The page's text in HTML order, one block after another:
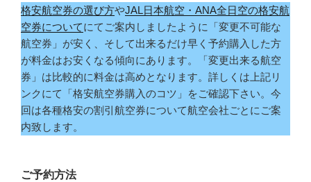
格安航空券の選び方やJAL日本航空・ANA全日空の格安航
空券についてにてご案内しましたように「変更不可能な
航空券」が安く、そして出来るだけ早く予約購入した方
が料金はお安くなる傾向にあります。「変更出来る航空
券」は比較的に料金は高めとなります。詳しくは上記リ
ンクにて「格安航空券購入のコツ」をご確認下さい。今
回は各種格安の割引航空券について航空会社ごとにご案
内致します。
ご予約方法